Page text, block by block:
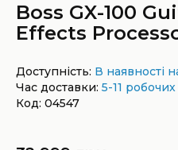
Boss GX-100
Effects
Доступність: В наявності
Час доставки: 5-11 робочих
Код: 04547